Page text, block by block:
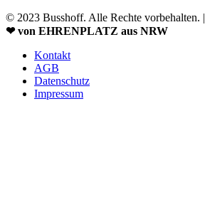
© 2023 Busshoff. Alle Rechte vorbehalten. |
❤ von EHRENPLATZ aus NRW
Kontakt
AGB
Datenschutz
Impressum